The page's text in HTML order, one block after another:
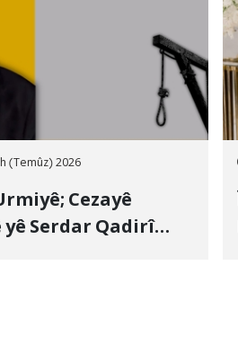
(Temûz) 2026
Cezayê
Serdar Qadirî